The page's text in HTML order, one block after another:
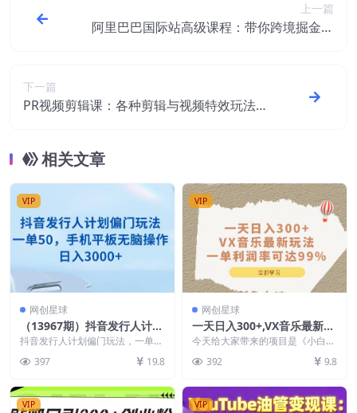
上一篇
阿里巴巴国际站高级课程：带你跨境掘金，
下一篇
PR视频剪辑课：各种剪辑与视频特效玩法，
相关文章
VIP
网创星球
（13967期）抖音发行人计划
偏门玩法，一单50，手机平
板无脑操作，日入3000+
抖音发行人计划偏门玩法，一单5
+
397 19.8
VIP
网创星球
一天日入300+,VX音乐最新玩
法，一单利润率可达99%
今天给大家带来的项目是《小白轻
单利润率可达9...
392 9.8
VIP VIP